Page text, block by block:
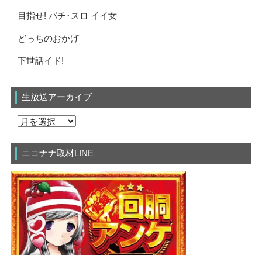
目指せ! パチ･スロ イイ女
どっちのおかげ
下世話イド!
生放送アーカイブ
ニコナナ取材LINE